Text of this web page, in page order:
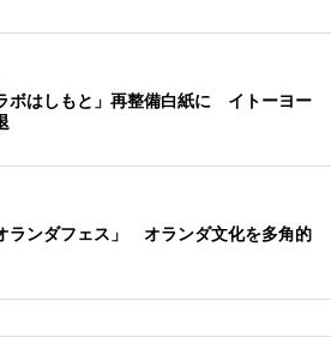
ボはしもと」再整備白紙に イトーヨー
ランダフェス」 オランダ文化を多角的